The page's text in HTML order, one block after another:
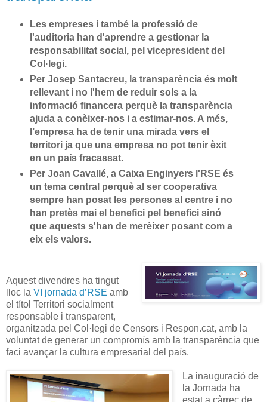
Les empreses i també la professió de
l'auditoria han d'aprendre a gestionar la
responsabilitat social, pel vicepresident del
Col·legi.
Per Josep Santacreu, la transparència és molt
rellevant i no l'hem de reduir sols a la
informació financera perquè la transparència
ajuda a conèixer-nos i a estimar-nos. A més,
l’empresa ha de tenir una mirada vers el
territorija que una empresa no pot tenir èxit
en un país fracassat.
Per Joan Cavallé, a Caixa Enginyers l'RSE és
un tema central perquè al ser cooperativa
sempre han posat les persones al centre i no
han pretès mai el benefici pel benefici sinó
que aquests s'han de merèixer posant com a
eix els valors.
Aquest divendres ha tingut
lloc la VI jornada d’RSE amb
el títol Territori socialment
responsable i transparent,
organitzada pel Col·legi de Censors i Respon.cat, amb la
voluntat de generar un compromís amb la transparència que
faci avançar la cultura empresarial del país.
La inauguració de
la Jornada ha